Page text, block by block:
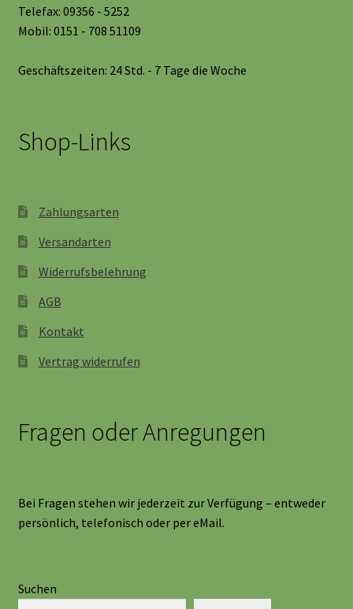
Telefax: 09356 - 5252
Mobil: 0151 - 708 51109
Geschäftszeiten: 24 Std. - 7 Tage die Woche
Shop-Links
Zahlungsarten
Versandarten
Widerrufsbelehrung
AGB
Kontakt
Vertrag widerrufen
Fragen oder Anregungen
Bei Fragen stehen wir jederzeit zur Verfügung – entweder
persönlich, telefonisch oder per eMail.
Suchen